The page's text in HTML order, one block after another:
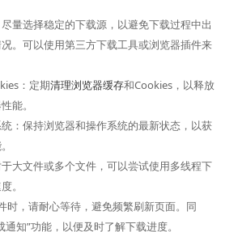
量选择稳定的下载源，以避免下载过程中出
。可以使用第三方下载工具或浏览器插件来
：定期清理浏览器缓存和Cookies，以释放
能。
：保持浏览器和操作系统的最新状态，以获
大文件或多个文件，可以尝试使用多线程下
。
时，请耐心等待，避免频繁刷新页面。同
知”功能，以便及时了解下载进度。